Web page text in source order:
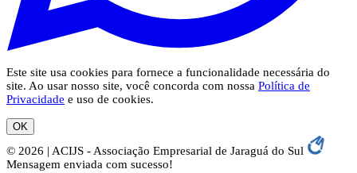
Este site usa cookies para fornece a funcionalidade necessária do
site. Ao usar nosso site, você concorda com nossa Política de
Privacidade e uso de cookies.
OK
© 2026 | ACIJS - Associação Empresarial de Jaraguá do Sul
Mensagem enviada com sucesso!